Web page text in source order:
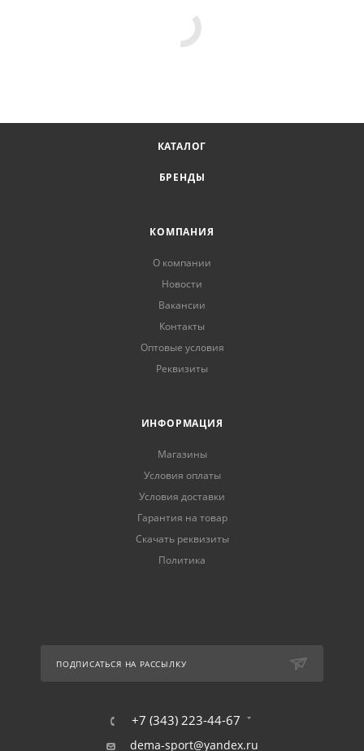
КАТАЛОГ
БРЕНДЫ
КОМПАНИЯ
О компании
Новости
Вакансии
Контакты
Оптовые условия
Реквизиты
ИНФОРМАЦИЯ
Магазины
Условия оплаты
Условия доставки
Гарантия на товар
Скачать реквизиты
Политика
ПОДПИСАТЬСЯ НА РАССЫЛКУ
+7 (343) 223-44-67
dema-sport@yandex.ru